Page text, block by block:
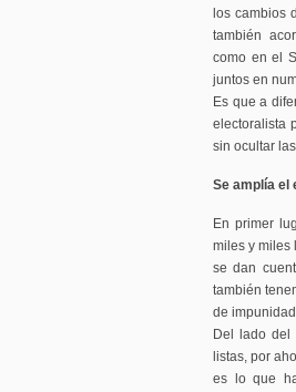
los cambios
también
como en el
juntos en
Es que a
electoralista
sin ocultar
Se amplía el
En primer
miles y miles
se dan
también
de
Del lado del
listas, por
es lo que